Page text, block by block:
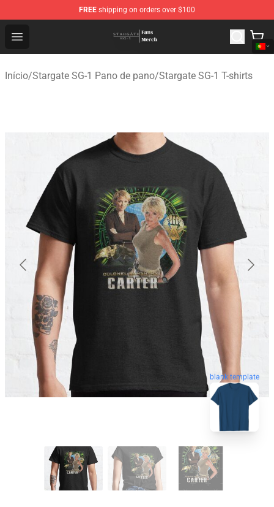
FREE shipping on orders over $100
Open menu
Stargate SG-1 Store - Official Stargate SG-1
Início/Stargate SG-1 Pano de pano/Stargate SG-1 T-shirts
blank template